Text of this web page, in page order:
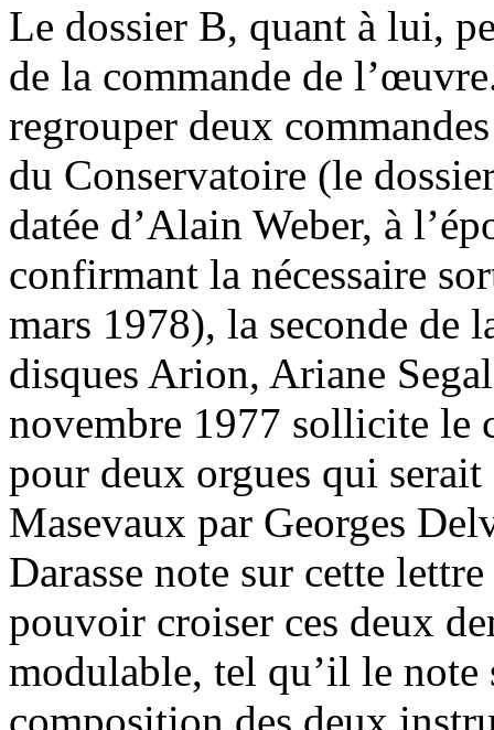
Le dossier B, quant à lui,
de la commande de
regrouper deux
du Conservatoire (le
datée d’Alain Weber, à
confirmant la nécessaire
mars 1978), la seconde de
disques Arion, Ariane
novembre 1977 sollicite le
pour deux orgues qui
Masevaux par Georges
Darasse note sur cette
pouvoir croiser ces deux
modulable, tel qu’il le
composition des deux